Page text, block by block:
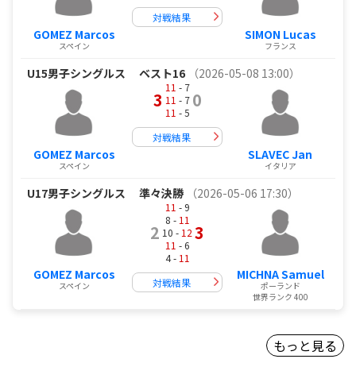
GOMEZ Marcos
スペイン
対戦結果
SIMON Lucas
フランス
U15男子シングルス ベスト16 （2026-05-08 13:00）
GOMEZ Marcos
スペイン
3
11 - 7
11 - 7
11 - 5
0
対戦結果
SLAVEC Jan
イタリア
U17男子シングルス 準々決勝 （2026-05-06 17:30）
GOMEZ Marcos
スペイン
2
11 - 9
8 - 11
10 - 12
11 - 6
4 - 11
3
対戦結果
MICHNA Samuel
ポーランド
世界ランク 400
もっと見る